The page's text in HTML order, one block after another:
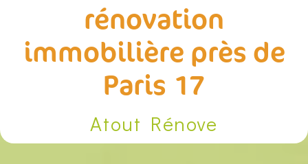
rénovation
immobilière près de
Paris 17
Atout Rénove